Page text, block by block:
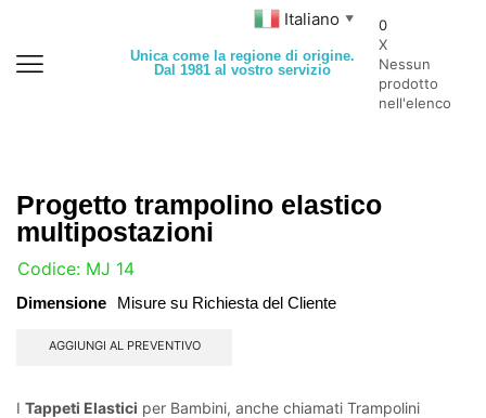
Italiano ▼
Unica come la regione di origine.
Dal 1981 al vostro servizio
0
X
Nessun
prodotto
nell'elenco
Progetto trampolino elastico
multipostazioni
Codice: MJ 14
Dimensione Misure su Richiesta del Cliente
AGGIUNGI AL PREVENTIVO
I Tappeti Elastici per Bambini, anche chiamati Trampolini